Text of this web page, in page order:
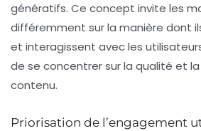
génératifs. Ce concept invite les
différemment sur la manière dont
et interagissent avec les
de se concentrer sur la qualité et
contenu.
Priorisation de l’engagement